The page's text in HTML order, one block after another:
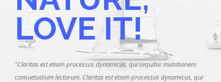
LOVE IT!
"Claritas est etiam processus dynamicus, qui sequitur mutationem
consuetudium lectorum. Claritas est etiam processus dynamicus, qui